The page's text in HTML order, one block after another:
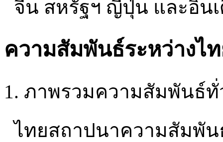
จีน สหรัฐฯ ญี่ปุ่น และอิน
ความสัมพันธ์ระหว่างไ
1. ภาพรวมความสัมพันธ์ทั่
ไทยสถาปนาความสัมพัน